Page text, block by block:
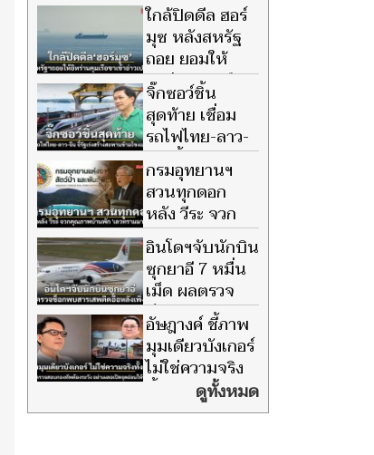
ใกล้ปิดดีล ฮอร์
มุซ หลังสหรัฐ
ถอย ยอมให้
อิหร่าน คุมเรือ
ขาเข้าอ่าวเปอร์เซียจิ๊กซอว์ชิ้น
สุดท้าย เชื่อม
รถไฟไทย-ลาว-
จีน จี้รัฐเร่งสร้าง
สะพานข้ามโขงแห่งใหม่ สกัด
ปัญหาคอขวด
กรมอุทยานฯ
สวนทุกดอก
หลัง วีระ จวก
คุณภาพบ้านพัก
'เลวทรามมาก' แจงชัด สิมิลันไม่
ให้พักค้างมา 8 ปี แล้ว
อินโดฯจับนักบิน
ซุกยาอี 7 หมื่น
เม็ด ผลตรวจ
ช็อกพบสารเสพ
ติดอื้อหลังเพิ่งบินอัษฎางค์ ชี้ภาพ
มุมเดียวบังเกอร์
ไม่ใช่ความจริง
ทั้งหมด เตือน
ตรวจสอบกองทัพต้องระวัง อย่า
ดูทั้งหมด